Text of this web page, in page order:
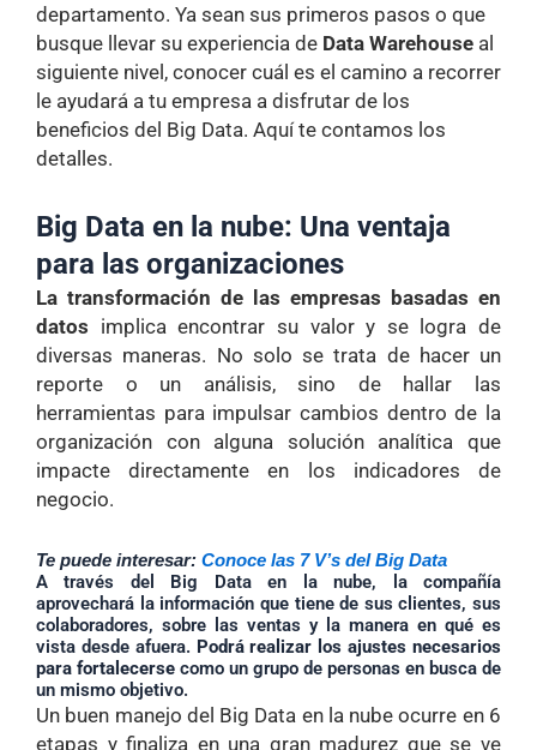
departamento. Ya sean sus primeros pasos o que
busque llevar su experiencia de Data Warehouse al
siguiente nivel, conocer cuál es el camino a recorrer
le ayudará a tu empresa a disfrutar de los
beneficios del Big Data. Aquí te contamos los
detalles.
Big Data en la nube: Una ventaja
para las organizaciones
La transformación de las empresas basadas en
datos implica encontrar su valor y se logra de
diversas maneras. No solo se trata de hacer un
reporte o un análisis, sino de hallar las
herramientas para impulsar cambios dentro de la
organización con alguna solución analítica que
impacte directamente en los indicadores de
negocio.
Te puede interesar: Conoce las 7 V’s del Big Data
A través del Big Data en la nube, la compañía
aprovechará la información que tiene de sus clientes, sus
colaboradores, sobre las ventas y la manera en qué es
vista desde afuera. Podrá realizar los ajustes necesarios
para fortalecerse como un grupo de personas en busca de
un mismo objetivo.
Un buen manejo del Big Data en la nube ocurre en 6
etapas y finaliza en una gran madurez que se ve